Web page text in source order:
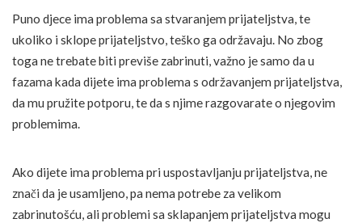
Puno djece ima problema sa stvaranjem prijateljstva, te
ukoliko i sklope prijateljstvo, teško ga održavaju. No zbog
toga ne trebate biti previše zabrinuti, važno je samo da u
fazama kada dijete ima problema s održavanjem prijateljstva,
da mu pružite potporu, te da s njime razgovarate o njegovim
problemima.
Ako dijete ima problema pri uspostavljanju prijateljstva, ne
znači da je usamljeno, pa nema potrebe za velikom
zabrinutošću, ali problemi sa sklapanjem prijateljstva mogu